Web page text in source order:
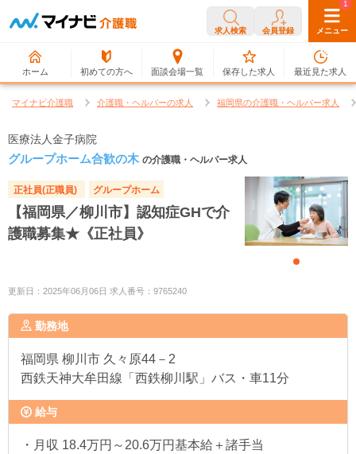
求人検索 会員登録 メニュー
ホーム 初めての方へ 面談会場一覧
0
保存した求人
1
最近見た求人
マイナビ介護職 介護職・ヘルパーの求人 福岡県の介護職・ヘルパー求人
医療法人金子病院
グループホーム合歓の木 の介護職・ヘルパー求人
正社員(正職員) グループホーム
【福岡県／柳川市】認知症GHで介
護職募集★《正社員》
更新日：2025年06月06日 求人番号：9765240
勤務地
福岡県 柳川市 久々原44－2
西鉄天神大牟田線「西鉄柳川駅」バス・車11分
給与
・月収 18.4万円～20.6万円基本給＋諸手当